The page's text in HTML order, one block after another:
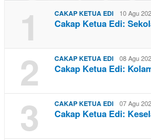
1 CAKAP KETUA EDI 10 Agu
Cakap Ketua Edi:
2 CAKAP KETUA EDI 08 Agu
Cakap Ketua Edi:
3 CAKAP KETUA EDI 07 Agu
Cakap Ketua Edi: